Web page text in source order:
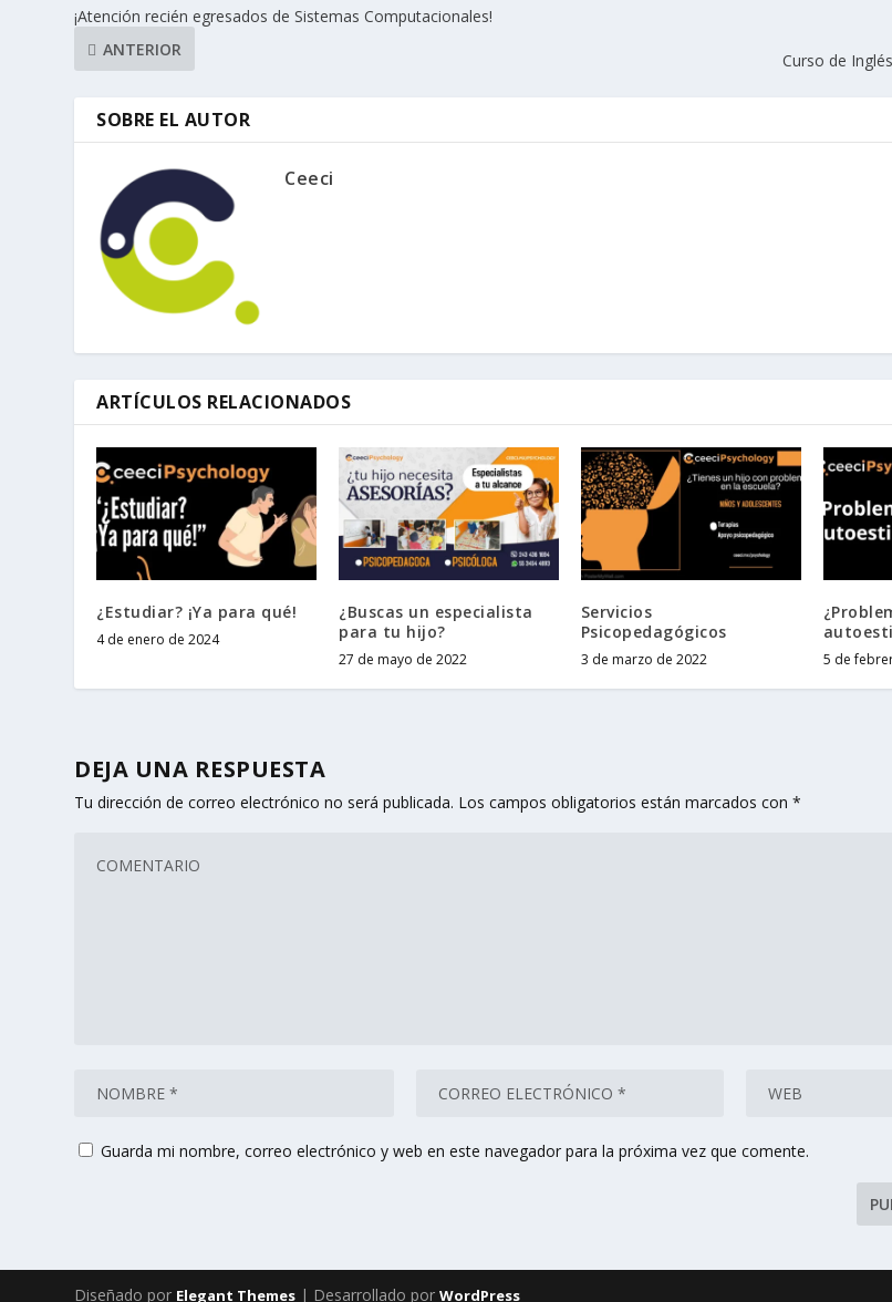
¡Atención recién egresados de Sistemas Computacionales!
ANTERIOR
Curso de
SOBRE EL AUTOR
Ceeci
ARTÍCULOS RELACIONADOS
¿Estudiar? ¡Ya para qué!
4 de enero de 2024
¿Buscas un especialista
para tu hijo?
27 de mayo de 2022
Servicios
Psicopedagógicos
3 de marzo de 2022 5 de
DEJA UNA RESPUESTA
Tu dirección de correo electrónico no será publicada. Los campos obligatorios están marcados con*
Guarda mi nombre, correo electrónico y web en este navegador para la próxima vez que comente.
Diseñado por Elegant Themes | Desarrollado porWordPress